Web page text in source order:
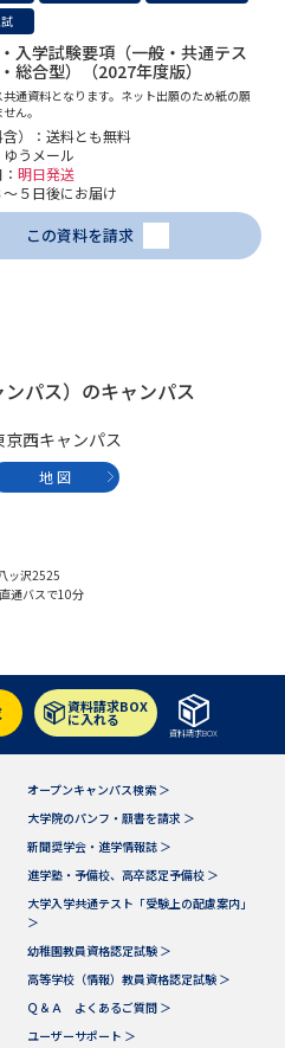
入学試験要項（一般・共通テス
総合型）（2027年度版）
通資料となります。ネット出願のため紙の願
ん。
）：送料とも無料
うメール
明日発送
５日後にお届け
この資料を請求
パス）のキャンパス
京西キャンパス
地 図
ッ沢2525
通バスで10分
資料請求BOX
に入れる
資料請求BOX
オープンキャンパス検索 ＞
大学院のパンフ・願書を請求 ＞
新聞奨学会・進学情報誌 ＞
進学塾・予備校、高卒認定予備校 ＞
大学入学共通テスト「受験上の配慮案内」
＞
幼稚園教員資格認定試験 ＞
高等学校（情報）教員資格認定試験 ＞
Ｑ＆Ａ よくあるご質問 ＞
ユーザーサポート ＞